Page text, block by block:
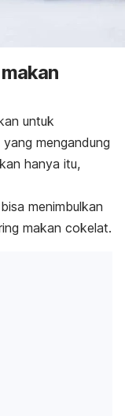
untuk
mengandung
hanya itu,
menimbulkan
makan cokelat.